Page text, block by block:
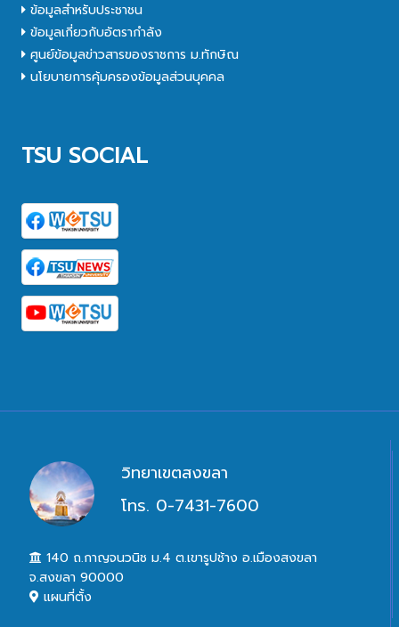
ข้อมูลสำหรับประชาชน
ข้อมูลเกี่ยวกับอัตรากำลัง
ศูนย์ข้อมูลข่าวสารของราชการ ม.ทักษิณ
นโยบายการคุ้มครองข้อมูลส่วนบุคคล
TSU SOCIAL
วิทยาเขตสงขลา
โทร. 0-7431-7600
140 ถ.กาญจนวนิช ม.4 ต.เขารูปช้าง อ.เมืองสงขลา
จ.สงขลา 90000
แผนที่ตั้ง